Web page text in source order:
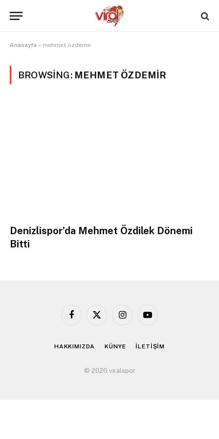
Anasayfa » mehmet özdemir
BROWSING: MEHMET ÖZDEMIR
Denizlispor’da Mehmet Özdilek Dönemi
Bitti
Facebook
X
InstagramYouTube
HAKKIMIZDA KÜNYE İLETİŞİM
© 2026 viralspor